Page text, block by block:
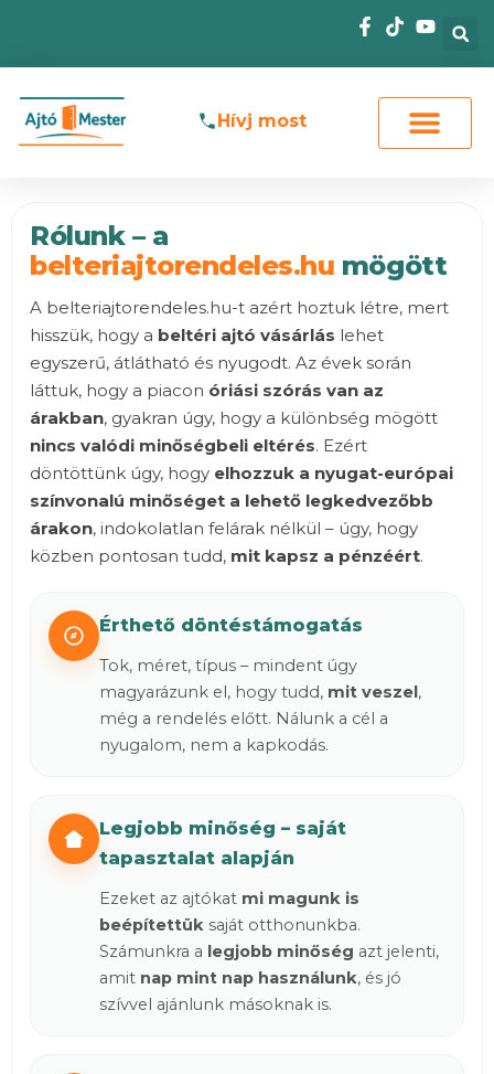
content
Hívj most
Rólunk – a
belteriajtorendeles.hu mögött
A belteriajtorendeles.hu-t azért hoztuk létre, mert
hisszük, hogy a beltéri ajtó vásárlás lehet
egyszerű, átlátható és nyugodt. Az évek során
láttuk, hogy a piacon óriási szórás van az
árakban, gyakran úgy, hogy a különbség mögött
nincs valódi minőségbeli eltérés. Ezért
döntöttünk úgy, hogy elhozzuk a nyugat-európai
színvonalú minőséget a lehető legkedvezőbb
árakon, indokolatlan felárak nélkül – úgy, hogy
közben pontosan tudd, mit kapsz a pénzéért.
Érthető döntéstámogatás
Tok, méret, típus – mindent úgy
magyarázunk el, hogy tudd, mit veszel,
még a rendelés előtt. Nálunk a cél a
nyugalom, nem a kapkodás.
Legjobb minőség – saját
tapasztalat alapján
Ezeket az ajtókat mi magunk is
beépítettük saját otthonunkba.
Számunkra a legjobb minőség azt jelenti,
amit nap mint nap használunk, és jó
szívvel ajánlunk másoknak is.